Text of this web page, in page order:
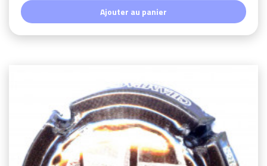
Ajouter au panier